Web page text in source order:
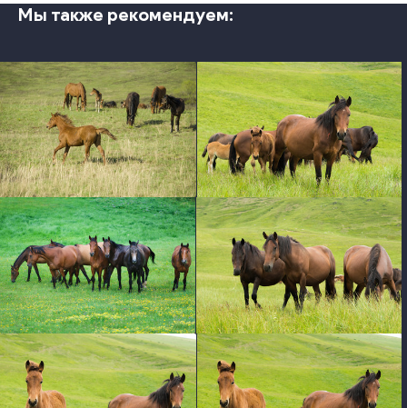
Мы также рекомендуем:
photo photo
photo photo